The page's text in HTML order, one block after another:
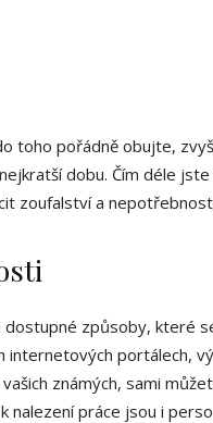
toho pořádně obujte,
dobu. Čím déle
zoufalství a
způsoby, které
internetových portálech,
známých, sami
práce jsou i